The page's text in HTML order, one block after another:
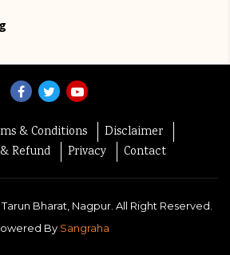
& Conditions
Disclaimer
Refund
Privacy Contact
Tarun Bharat, Nagpur. All Right Reserved.
By Sangraha